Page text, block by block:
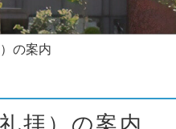
の案内
拝）の案内